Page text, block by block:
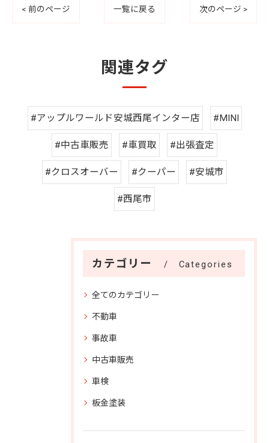
< 前のページ 一覧に戻る 次のページ >
関連タグ
#アップルワールド安城西尾インター店 #MINI
#中古車販売 #車買取 #出張査定
#クロスオーバー #クーパー #安城市
#西尾市
カテゴリー Categories
全てのカテゴリー
不動車
事故車
中古車販売
車検
板金塗装